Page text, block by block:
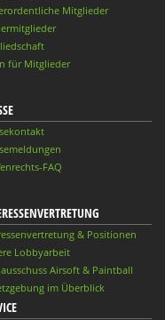
Mitglieder
für Mitglieder
FAQ
& Positionen
Lobbyarbeit
Airsoft & Paintball
im Überblick